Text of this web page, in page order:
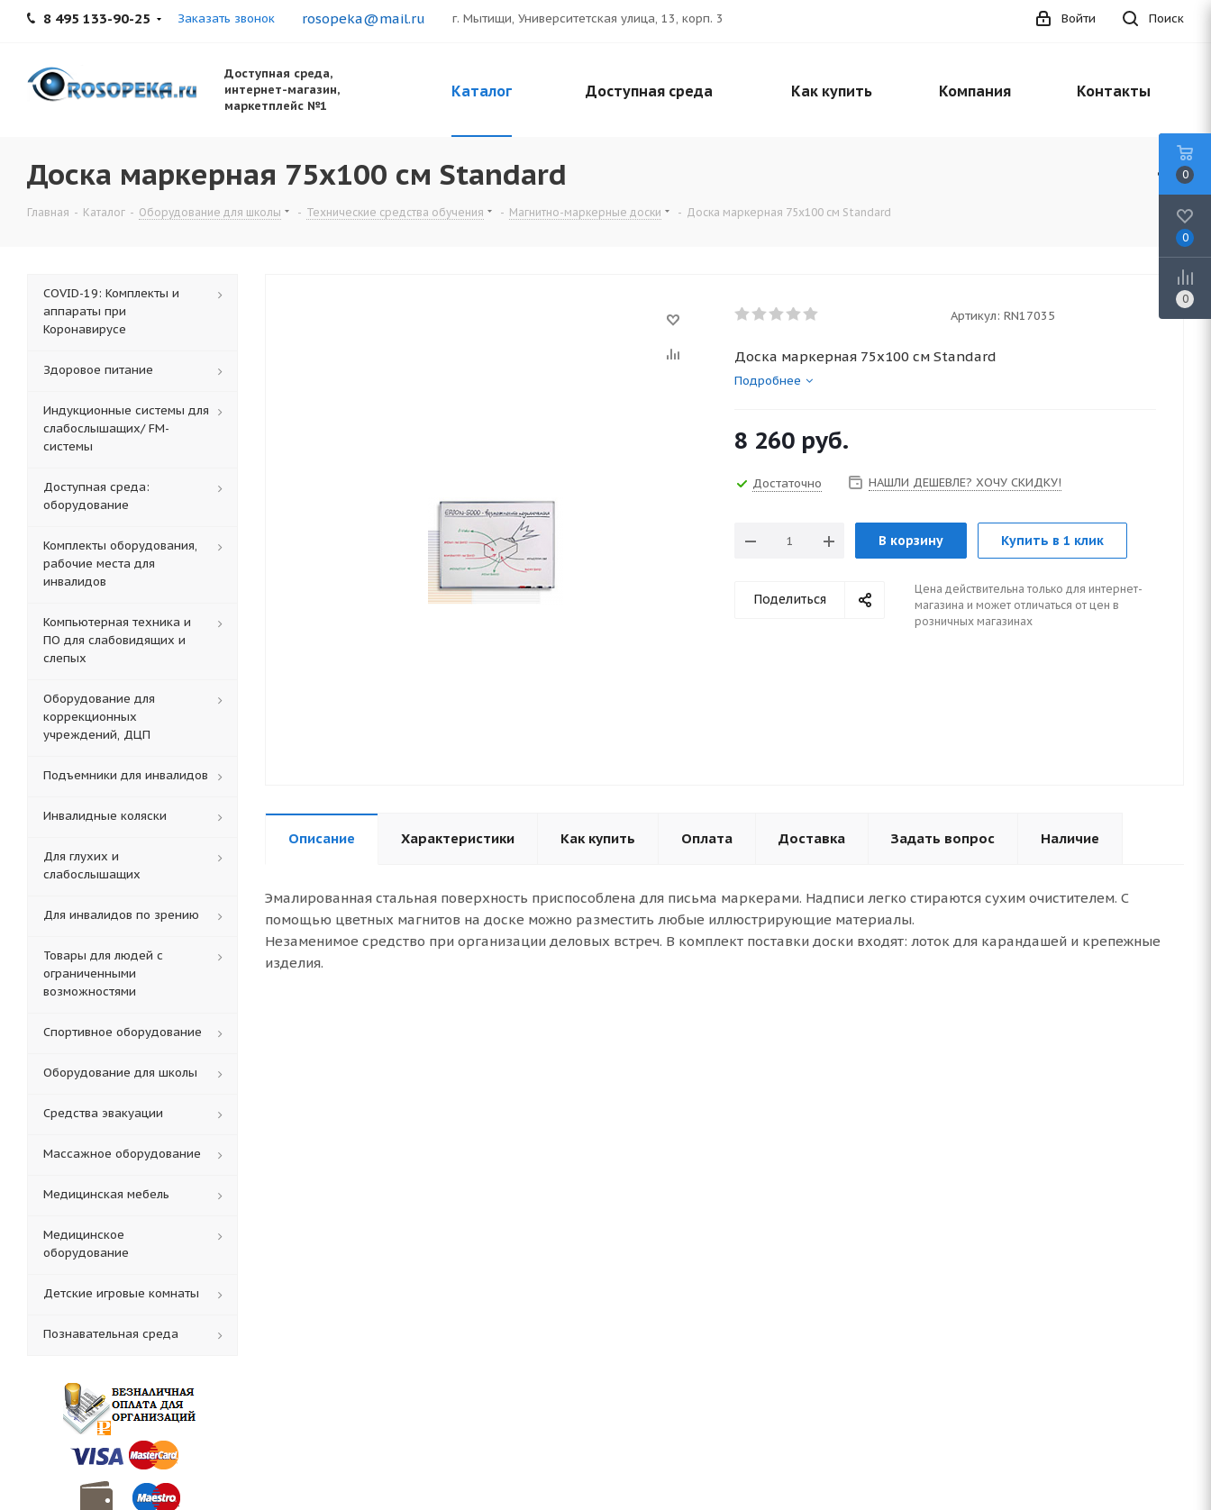
8 495 133-90-25 Заказать звонок rosopeka@mail.ru г. Мытищи, Университетская улица, 13, корп. 3 Поиск
Войти
Доступная среда,
интернет-магазин,
маркетплейс №1
Каталог Доступная среда Как купить Компания Контакты
Доска маркерная 75x100 см Standard
Главная - Каталог - Оборудование для школы - Технические средства обучения - Магнитно-маркерные доски - Доска маркерная 75x100 см Standard
Артикул: RN17035
Доска маркерная 75x100 см Standard
Подробнее
8 260 руб.
Достаточно НАШЛИ ДЕШЕВЛЕ? ХОЧУ СКИДКУ!
В корзину Купить в 1 клик
Поделиться
Цена действительна только для интернет-
магазина и может отличаться от цен в
розничных магазинах
Описание Характеристики Как купить Оплата Доставка Задать вопрос Наличие
Эмалированная стальная поверхность приспособлена для письма маркерами. Надписи легко стираются сухим очистителем. С
помощью цветных магнитов на доске можно разместить любые иллюстрирующие материалы.
Незаменимое средство при организации деловых встреч. В комплект поставки доски входят: лоток для карандашей и крепежные
изделия.
COVID-19: Комплекты и
аппараты при
Коронавирусе
Здоровое питание
Индукционные системы для
слабослышащих/ FM-
системы
Доступная среда:
оборудование
Комплекты оборудования,
рабочие места для
инвалидов
Компьютерная техника и
ПО для слабовидящих и
слепых
Оборудование для
коррекционных
учреждений, ДЦП
Подъемники для инвалидов
Инвалидные коляски
Для глухих и
слабослышащих
Для инвалидов по зрению
Товары для людей с
ограниченными
возможностями
Спортивное оборудование
Оборудование для школы
Средства эвакуации
Массажное оборудование
Медицинская мебель
Медицинское
оборудование
Детские игровые комнаты
Познавательная среда
0
0
0